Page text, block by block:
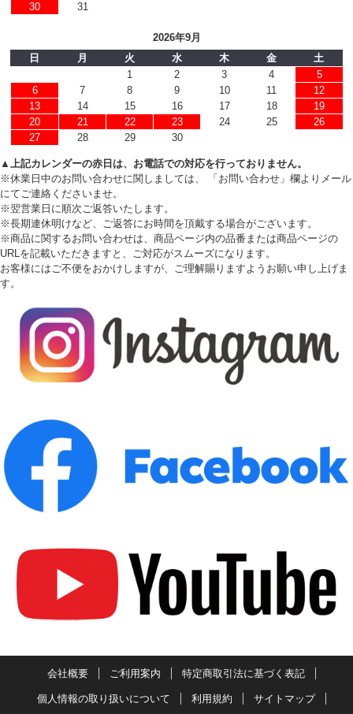
30
31
2026年9月
日
月 火 水 木 金
土
1
2 3 4
5
6
7 8 9 10 11
12
13
14 15 16 17 18
19
20
21 22 23 24 25
26
27
28 29 30
▲上記カレンダーの赤日は、お電話での対応を行っておりません。
※休業日中のお問い合わせに関しましては、 「お問い合わせ」欄よりメール
にてご連絡くださいませ。
※翌営業日に順次ご返答いたします。
※長期連休明けなど、ご返答にお時間を頂戴する場合がございます。
※商品に関するお問い合わせは、商品ページ内の品番または商品ページの
URLを記載いただきますと、ご対応がスムーズになります。
お客様にはご不便をおかけしますが、ご理解賜りますようお願い申し上げま
す。
会社概要 ご利用案内 特定商取引法に基づく表記
個人情報の取り扱いについて 利用規約 サイトマップ